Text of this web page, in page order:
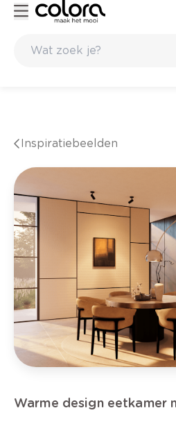
Inspiratiebeelden
Warme design eetkamer